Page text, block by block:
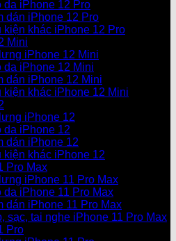
da iPhone 12 Pro
dán iPhone 12 Pro
kiện khác iPhone 12 Pro
Mini
iPhone 12 Mini
da iPhone 12 Mini
dán iPhone 12 Mini
kiện khác iPhone 12 Mini
iPhone 12
da iPhone 12
dán iPhone 12
kiện khác iPhone 12
Pro Max
iPhone 11 Pro Max
da iPhone 11 Pro Max
dán iPhone 11 Pro Max
sạc, tai nghe iPhone 11 Pro Max
Pro